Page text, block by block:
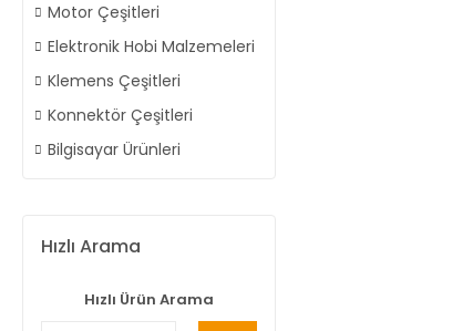
Motor Çeşitleri
Elektronik Hobi Malzemeleri
Klemens Çeşitleri
Konnektör Çeşitleri
Bilgisayar Ürünleri
Hızlı Arama
Hızlı Ürün Arama